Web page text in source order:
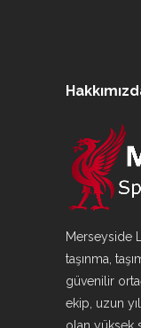
Merseyside
taşınma,
güvenilir
ekip, uzun